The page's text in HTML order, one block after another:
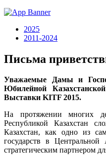
2025
2011-2024
Письма
Уважаемые Дамы и
Юбилейной
Выставки KITF 2015.
На протяжении многих
Республикой Казахстан
Казахстан, как одно из
государств в
стратегическим партнером